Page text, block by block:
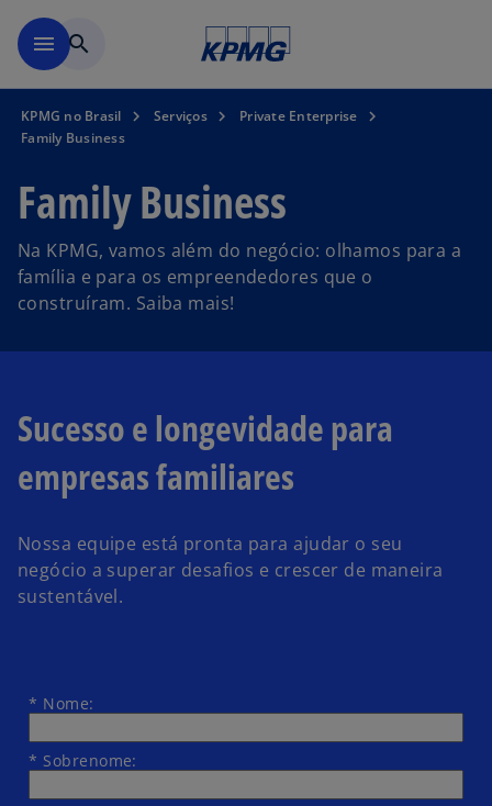
menu search
KPMG no Brasil Serviços
Private Enterprise
Family Business
Family Business
Na KPMG, vamos além do negócio: olhamos para a
família e para os empreendedores que o
construíram. Saiba mais!
Sucesso e longevidade para
empresas familiares
Nossa equipe está pronta para ajudar o seu
negócio a superar desafios e crescer de maneira
sustentável.
* Nome:
* Sobrenome: